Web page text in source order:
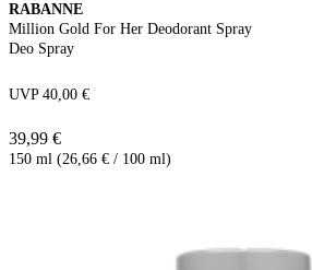
RABANNE
Million Gold For Her Deodorant Spray
Deo Spray
UVP 40,00 €
39,99 €
150 ml (26,66 € / 100 ml)